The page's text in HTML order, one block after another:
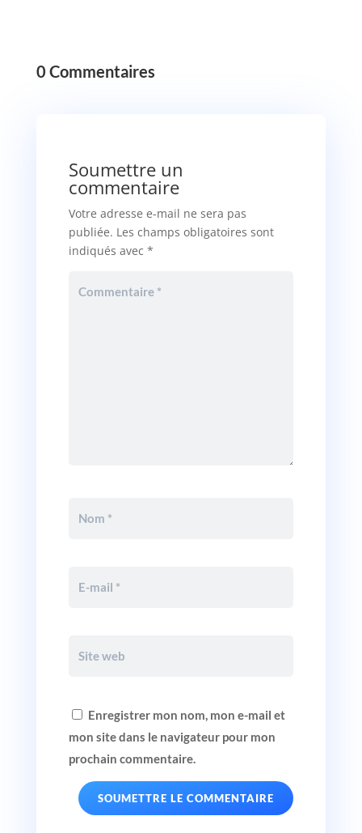
0 Commentaires
Soumettre un
commentaire
Votre adresse e-mail ne sera pas
publiée. Les champs obligatoires sont
indiqués avec *
Enregistrer mon nom, mon e-mail et
mon site dans le navigateur pour mon
prochain commentaire.
SOUMETTRE LE COMMENTAIRE